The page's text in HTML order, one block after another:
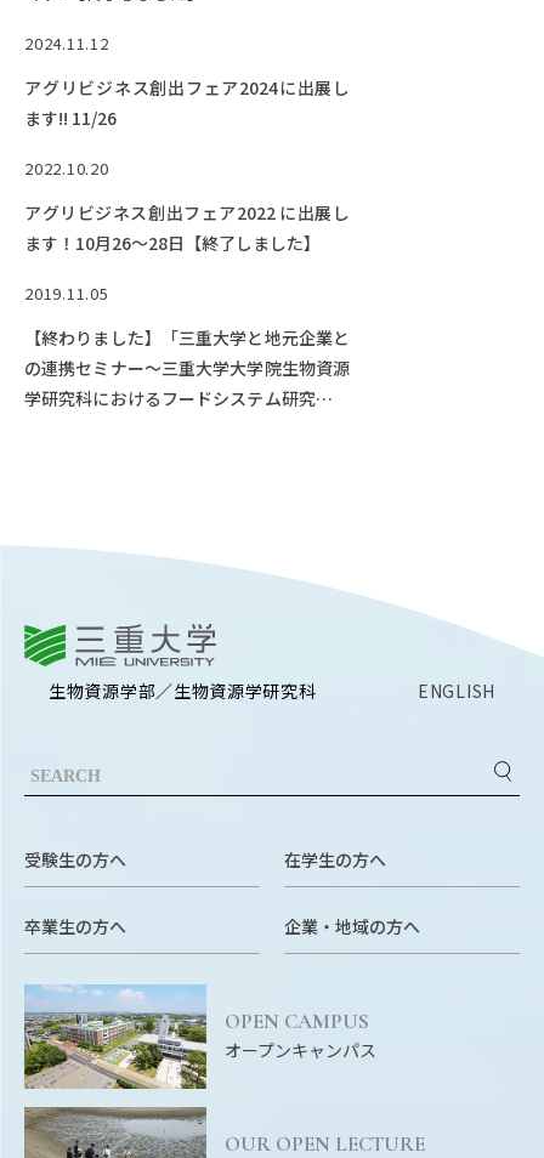
〒514-8507
サイトマップ
交通案内
キャンパスマップ
保護者の方へ
生物資源学研究科紀要
© 2023 Mie
2024.11.12
アグリビジネス創出フェア2024に出展し
ます!! 11/26
2022.10.20
アグリビジネス創出フェア2022 に出展し
ます！10月26～28日【終了しました】
2019.11.05
【終わりました】「三重大学と地元企業と
の連携セミナー～三重大学大学院生物資源
学研究科におけるフードシステム研究～」
生物資源学部／生物資源学研究科 ENGLISH
受験生の方へ 在学生の方へ
卒業生の方へ 企業・地域の方へ
OPEN CAMPUS
オープンキャンパス
OUR OPEN LECTURE